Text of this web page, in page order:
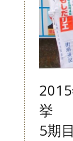
挙
5期